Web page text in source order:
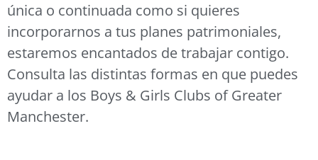
única o continuada como si quieres
incorporarnos a tus planes patrimoniales,
estaremos encantados de trabajar contigo.
Consulta las distintas formas en que puedes
ayudar a los Boys & Girls Clubs of Greater
Manchester.